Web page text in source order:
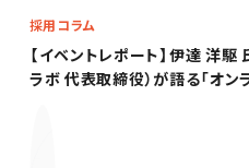
【イベントレポート】伊達 洋
ラボ 代表取締役）が語る「オン
採用コラム